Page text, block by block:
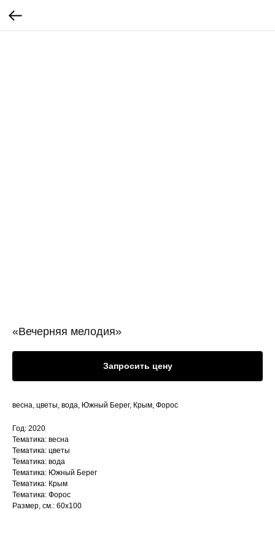
«Вечерняя мелодия»
Запросить цену
весна, цветы, вода, Южный Берег, Крым, Форос
Год: 2020
Тематика: весна
Тематика: цветы
Тематика: вода
Тематика: Южный Берег
Тематика: Крым
Тематика: Форос
Размер, см.: 60х100